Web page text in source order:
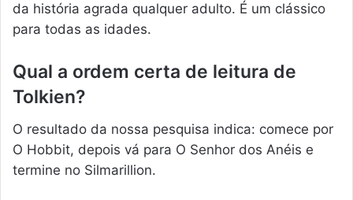
da história agrada qualquer adulto. É um clássico
para todas as idades.
Qual a ordem certa de leitura de
Tolkien?
O resultado da nossa pesquisa indica: comece por
O Hobbit, depois vá para O Senhor dos Anéis e
termine no Silmarillion.